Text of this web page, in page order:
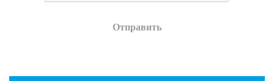
Отправить